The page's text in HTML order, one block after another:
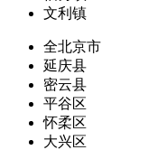
文利镇
全北京市
延庆县
密云县
平谷区
怀柔区
大兴区